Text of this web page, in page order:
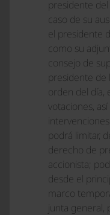
presidente
caso de su
el presidente
como su
consejo de
presidente de
orden del día,
votaciones,
podrá limitar,
derecho de
accionista;
desde el
marco
junta general,